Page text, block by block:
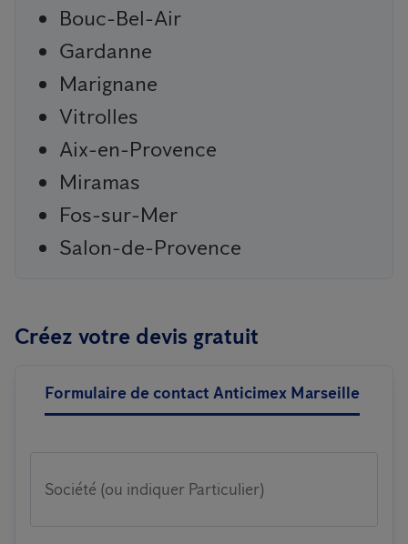
Bouc-Bel-Air
Gardanne
Marignane
Vitrolles
Aix-en-Provence
Miramas
Fos-sur-Mer
Salon-de-Provence
Créez votre devis gratuit
Formulaire de contact Anticimex Marseille
Société (ou indiquer Particulier)